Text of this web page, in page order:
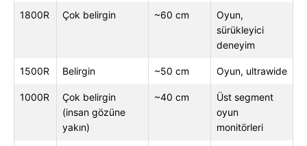
1800R Çok belirgin ~60 cm
Oyun,
sürükleyici
deneyim
1500R Belirgin ~50 cm Oyun, ultrawide
1000R
Çok belirgin
(insan gözüne
yakın)
~40 cm
Üst segment
oyun
monitörleri